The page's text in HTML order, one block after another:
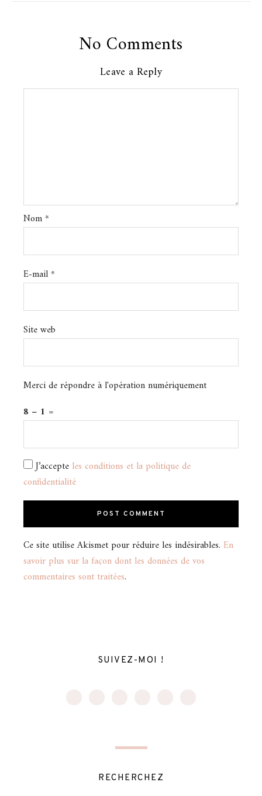
No Comments
Leave a Reply
Nom*
E-mail*
Site web
Merci de répondre à l'opération numériquement
8 − 1 =
J’accepte les conditions et la politique de
confidentialité
Ce site utilise Akismet pour réduire les indésirables. En
savoir plus sur la façon dont les données de vos
commentaires sont traitées.
SUIVEZ-MOI !
RECHERCHEZ